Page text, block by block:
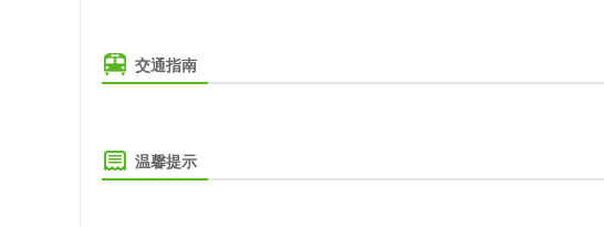
交通指南
温馨提示